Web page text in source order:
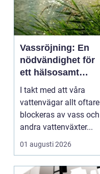
Vassröjning: En
nödvändighet för
ett hälsosamt
vattenlandskap
I takt med att våra
vattenvägar allt oftare
blockeras av vass och
andra vattenväxter...
01 augusti 2026